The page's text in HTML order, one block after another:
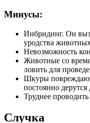
Минусы:
Инбридинг. Он
уродства
Невозможность
Животные со
ловить для
Шкуры
постоянно дерутся
Труднее
Случка